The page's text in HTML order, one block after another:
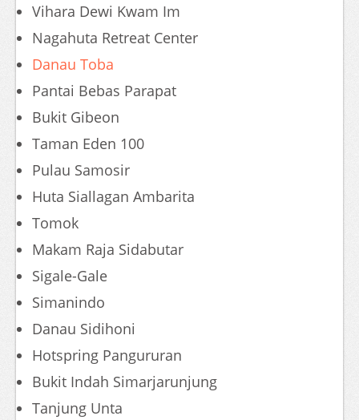
Vihara Dewi Kwam Im
Nagahuta Retreat Center
Danau Toba
Pantai Bebas Parapat
Bukit Gibeon
Taman Eden 100
Pulau Samosir
Huta Siallagan Ambarita
Tomok
Makam Raja Sidabutar
Sigale-Gale
Simanindo
Danau Sidihoni
Hotspring Pangururan
Bukit Indah Simarjarunjung
Tanjung Unta